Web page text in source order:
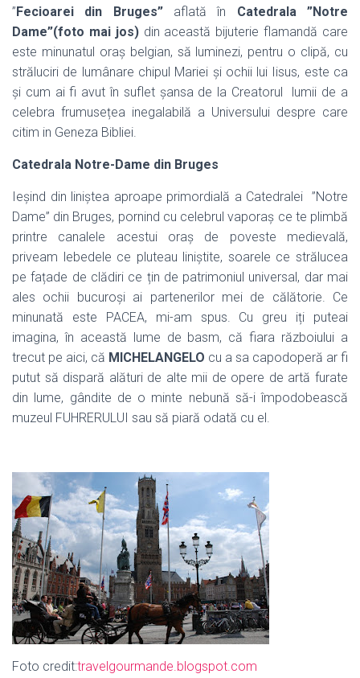
”Fecioarei din Bruges”aflată în Catedrala ”Notre
Dame”(foto mai jos) din această bijuterie flamandă care
este minunatul oraș belgian, să luminezi, pentru o clipă, cu
străluciri de lumânare chipul Mariei și ochii lui Iisus, este ca
și cum ai fi avut în suflet șansa de la Creatorul
lumii de a
celebra frumusețea inegalabilă a Universului despre care
citim in Geneza Bibliei.
Catedrala Notre-Dame din Bruges
Ieșind din liniștea aproape primordială a Catedralei ”Notre
Dame” din Bruges, pornind cu celebrul vaporaș ce te plimbă
printre canalele acestui oraș de poveste medievală,
priveam lebedele ce pluteau liniștite, soarele ce strălucea
pe fațade de clădiri ce țin de patrimoniul universal, dar mai
ales ochii bucuroși ai partenerilor mei de călătorie. Ce
minunată este PACEA, mi-am spus. Cu greu iți puteai
imagina, în această lume de basm, că fiara războiului a
trecut pe aici, că MICHELANGELO cu a sa capodoperă ar fi
putut să dispară alături de alte mii de opere de artă furate
din lume, gândite de o minte nebună să-i împodobească
muzeul FUHRERULUI sau să piară odată cu el.
Foto credit:travelgourmande.blogspot.com